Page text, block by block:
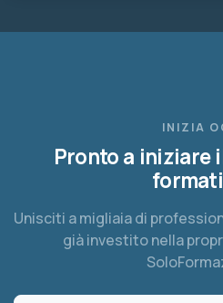
INIZIA
Pronto a iniziare
Unisciti a migliaia di
già investito nella